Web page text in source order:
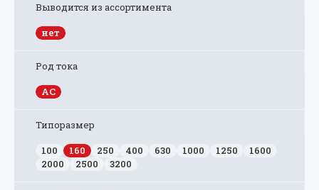
Выводится из ассортимента
нет
Род тока
AC
Типоразмер
100
160 250 400 630 1000 1250
1600
2000
2500 3200